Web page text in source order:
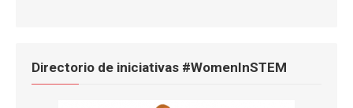
Directorio de iniciativas #WomenInSTEM